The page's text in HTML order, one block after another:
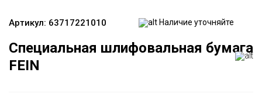
Артикул: 63717221010 Наличие уточняйте
Специальная шлифовальная бумага
FEIN